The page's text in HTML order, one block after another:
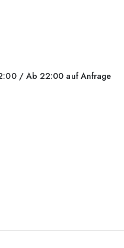
/ Ab 22:00 auf Anfrage